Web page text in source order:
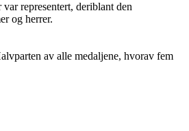
representert, deriblant den
og herrer.
av alle medaljene, hvorav fem